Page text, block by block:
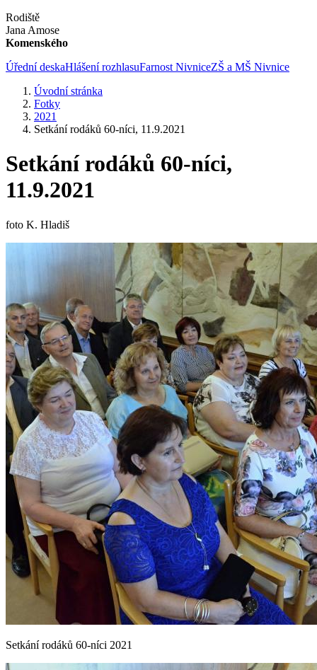
Rodiště
Jana Amose
Komenského
Úřední deskaHlášení rozhlasuFarnost NivniceZŠ a MŠ Nivnice
Úvodní stránka
Fotky
2021
Setkání rodáků 60-níci, 11.9.2021
Setkání rodáků 60-níci,
11.9.2021
foto K. Hladiš
Setkání rodáků 60-níci 2021